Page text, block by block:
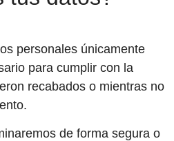
personales únicamente
para cumplir con la
recabados o mientras no
de forma segura o